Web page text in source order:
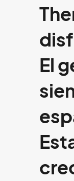
El